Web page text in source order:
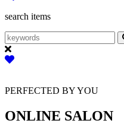
search items
PERFECTED BY YOU
ONLINE SALON